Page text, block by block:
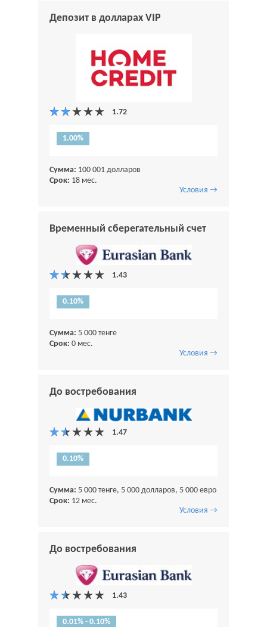
Депозит в долларах VIP
1.00%
Сумма: 100 001 долларов
Срок: 18 мес.
Условия →
Временный сберегательный счет
0.10%
Сумма: 5 000 тенге
Срок: 0 мес.
Условия →
До востребования
0.10%
Сумма: 5 000 тенге, 5 000 долларов, 5 000 евро
Срок: 12 мес.
Условия →
До востребования
0.01% - 0.10%